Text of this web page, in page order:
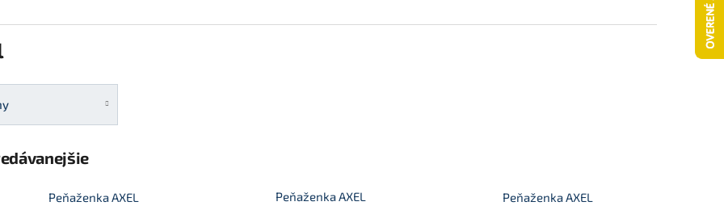
Peňaženka AXEL
Peňaženka AXEL
Peňaženka AXEL